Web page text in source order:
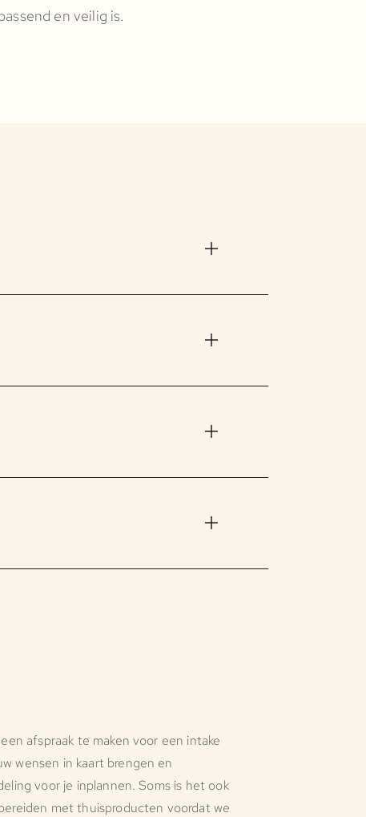
en veilig is.
afspraak te maken voor een intake
wensen in kaart brengen en
voor je inplannen. Soms is het ook
met thuisproducten voordat we